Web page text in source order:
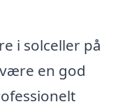
i solceller på
en god